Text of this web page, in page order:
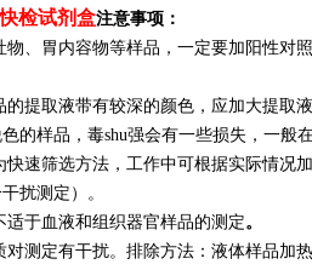
检试剂盒注意事项：
物、胃内容物等样品，一定要加阳性对
的提取液带有较深的颜色，应加大提取
的样品，毒shu强会有一些损失，一般在
快速筛选方法，工作中可根据实际情况
扰测定）。
适于血液和组织器官样品的测定。
对测定有干扰。排除方法：液体样品加